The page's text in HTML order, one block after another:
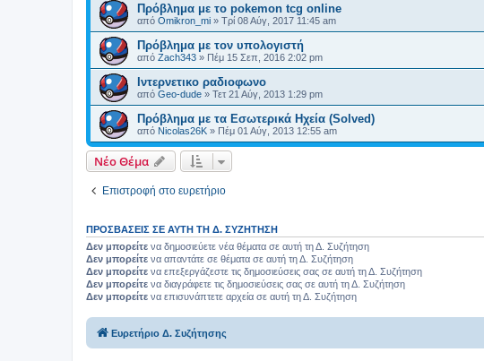
Πρόβλημα με το pokemon tcg online
από Omikron_mi » Τρί 08 Αύγ, 2017 11:45 am
Πρόβλημα με τον υπολογιστή
από Zach343 » Πέμ 15 Σεπ, 2016 2:02 pm
Ιντερνετικο ραδιοφωνο
από Geo-dude » Τετ 21 Αύγ, 2013 1:29 pm
Πρόβλημα με τα Εσωτερικά Ηχεία (Solved)
από Nicolas26K » Πέμ 01 Αύγ, 2013 12:55 am
Νέο Θέμα
Επιστροφή στο ευρετήριο
ΠΡΟΣΒΆΣΕΙΣ ΣΕ ΑΥΤΉ ΤΗ Δ. ΣΥΖΉΤΗΣΗ
Δεν μπορείτε να δημοσιεύετε νέα θέματα σε αυτή τη Δ. Συζήτηση
Δεν μπορείτε να απαντάτε σε θέματα σε αυτή τη Δ. Συζήτηση
Δεν μπορείτε να επεξεργάζεστε τις δημοσιεύσεις σας σε αυτή τη Δ. Συζήτηση
Δεν μπορείτε να διαγράφετε τις δημοσιεύσεις σας σε αυτή τη Δ. Συζήτηση
Δεν μπορείτε να επισυνάπτετε αρχεία σε αυτή τη Δ. Συζήτηση
Ευρετήριο Δ. Συζήτησης